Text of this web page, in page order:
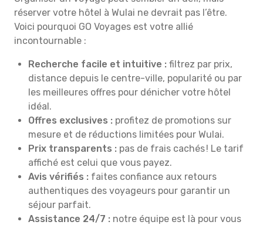
réserver votre hôtel à Wulai ne devrait pas l’être.
Voici pourquoi GO Voyages est votre allié
incontournable :
Recherche facile et intuitive : filtrez par prix,
distance depuis le centre-ville, popularité ou par
les meilleures offres pour dénicher votre hôtel
idéal.
Offres exclusives : profitez de promotions sur
mesure et de réductions limitées pour Wulai.
Prix transparents : pas de frais cachés ! Le tarif
affiché est celui que vous payez.
Avis vérifiés : faites confiance aux retours
authentiques des voyageurs pour garantir un
séjour parfait.
Assistance 24/7 : notre équipe est là pour vous